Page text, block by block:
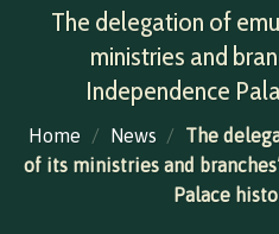
The delegation of
ministries and
Independence
Home / News /
The
of its ministries and
Palace